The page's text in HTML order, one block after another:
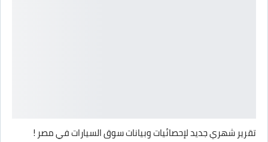
تقرير شهري جديد لإحصائيات وبيانات سوق السيارات في مصر !